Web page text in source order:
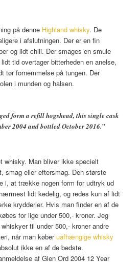
på denne Highland whisky. De
i afslutningen. Der er en fin
og lidt chili. Der smages en smule
tid overtager bitterheden en anelse,
tør fornemmelse på tungen. Der
i munden og halsen.
form a refill hogshead, this single cask
2004 and bottled October 2016.”
whisky. Man bliver ikke specielt
smag eller eftersmag. Den største
i, at trække nogen form for udtryk ud
lidt kedelig, og redes kun af lidt
krydderier. Hvis man finder en af de
for lige under 500,- kroner. Jeg
til under 500,- kroner andre
når man køberuafhængige whisky
ikke en af de bedste.
af Glen Ord 2004 12 Year